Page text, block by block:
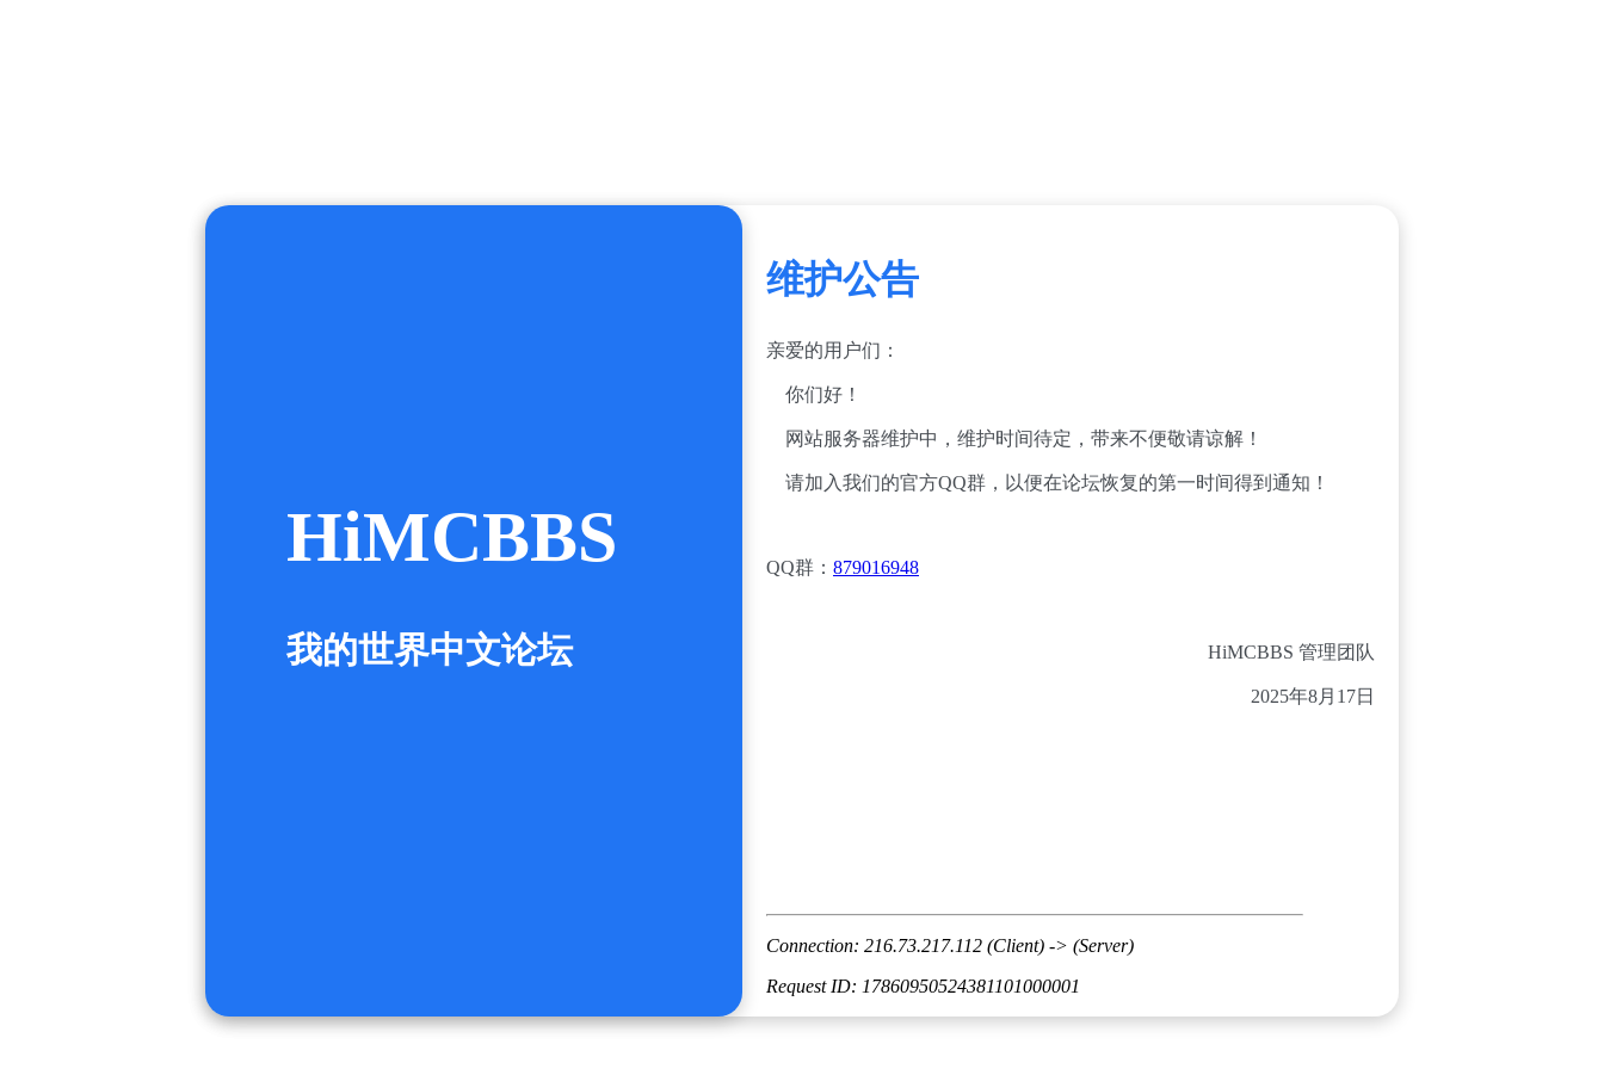
HiMCBBS
我的世界中文论坛
维护公告
亲爱的用户们：
你们好！
网站服务器维护中，维护时间待定，带来不便敬请谅解！
请加入我们的官方QQ群，以便在论坛恢复的第一时间得到通知！
QQ群： 879016948
HiMCBBS 管理团队
2025年8月17日
Connection: 216.73.217.112 (Client) -> (Server)
Request ID: 17860950524381101000001